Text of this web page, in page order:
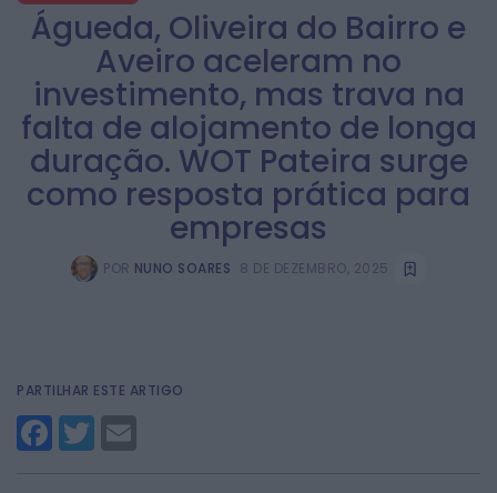
Águeda, Oliveira do Bairro e
Aveiro aceleram no
investimento, mas trava na
falta de alojamento de longa
duração. WOT Pateira surge
como resposta prática para
empresas
POR NUNO SOARES 8 DE DEZEMBRO, 2025
PARTILHAR ESTE ARTIGO
Facebook
Twitter
Email